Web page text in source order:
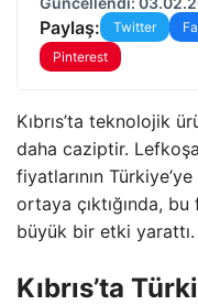
Paylaş: Twitter
Pinterest
Kıbrıs’ta teknolojik
daha caziptir.
fiyatlarının Türkiye’ye
ortaya çıktığında,
büyük bir etki yarattı.
Kıbrıs’ta